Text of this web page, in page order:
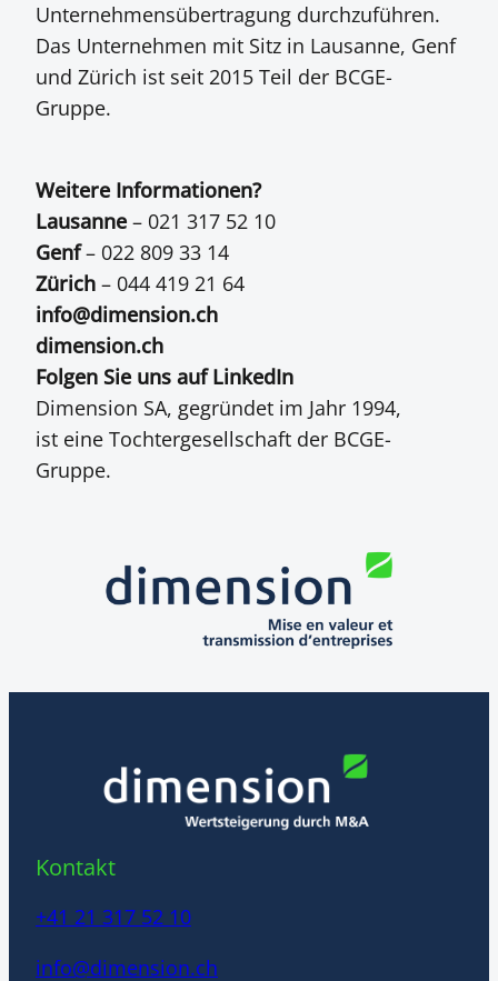
Unternehmensübertragung durchzuführen.
Das Unternehmen mit Sitz in Lausanne, Genf
und Zürich ist seit 2015 Teil der BCGE-
Gruppe.
Weitere Informationen?
Lausanne – 021 317 52 10
Genf– 022 809 33 14
Zürich – 044 419 21 64
info@dimension.ch
dimension.ch
Folgen Sie uns auf LinkedIn
Dimension SA, gegründet im Jahr 1994,
ist eine Tochtergesellschaft der BCGE-
Gruppe.
Kontakt
+41 21 317 52 10
info@dimension.ch